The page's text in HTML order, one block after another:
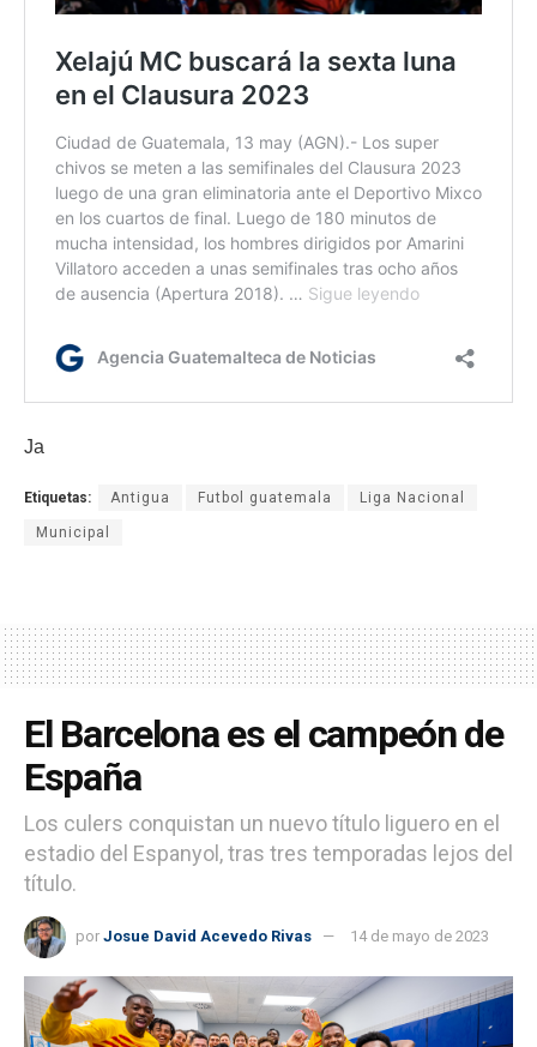
Ja
Etiquetas: Antigua Futbol guatemala Liga Nacional
Municipal
El Barcelona es el campeón de
España
Los culers conquistan un nuevo título liguero en el
estadio del Espanyol, tras tres temporadas lejos del
título.
por Josue David Acevedo Rivas 14 de mayo de 2023